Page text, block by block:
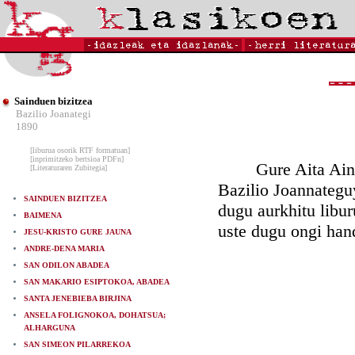
Sainduen bizitzea
Bazilio Joanategi
1890
[liburua osorik RTF formatuan]
[inprimitzeko bertsioa PDFn]
[Literaturaren Zubitegia]
SAINDUEN BIZITZEA
BAIMENA
JESU-KRISTO GURE JAUNA
ANDRE-DENA MARIA
SAN ODILON ABADEA
SAN MAKARIO ESIPTOKOA, ABADEA
SANTA JENEBIEBA BIRJINA
ANSELA FOLIGNOKOA, DOHATSUA;
ALHARGUNA
SAN SIMEON PILARREKOA
Gure Aita
Bazilio
dugu aurkhitu
uste dugu ongi